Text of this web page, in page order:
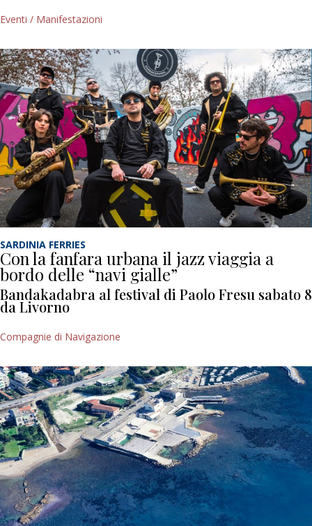
Eventi / Manifestazioni
SARDINIA FERRIES
Con la fanfara urbana il jazz viaggia a
bordo delle “navi gialle”
Bandakadabra al festival di Paolo Fresu sabato 8
da Livorno
Compagnie di Navigazione